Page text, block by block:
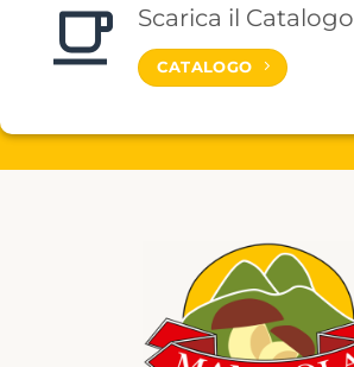
Scarica il Catalogo
CATALOGO